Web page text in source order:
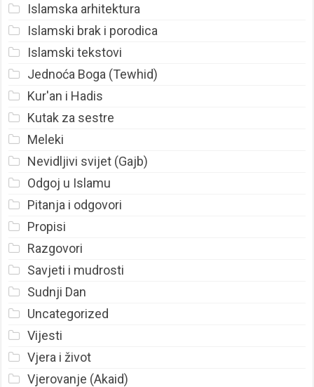
Islamska arhitektura
Islamski brak i porodica
Islamski tekstovi
Jednoća Boga (Tewhid)
Kur'an i Hadis
Kutak za sestre
Meleki
Nevidljivi svijet (Gajb)
Odgoj u Islamu
Pitanja i odgovori
Propisi
Razgovori
Savjeti i mudrosti
Sudnji Dan
Uncategorized
Vijesti
Vjera i život
Vjerovanje (Akaid)